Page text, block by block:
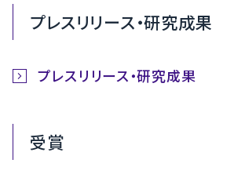
プレスリリース・研究成果
プレスリリース・研究成果
受賞